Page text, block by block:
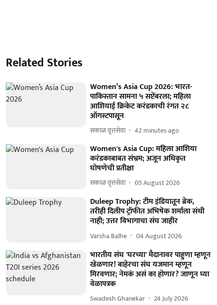
Related Stories
Women’s Asia Cup 2026: भारत-
पाकिस्तान सामना ५ सप्टेंबरला; महिला
आशियाई क्रिकेट करंडकाची रंगत २८
ऑगस्टपासून
सकाळ वृत्तसेवा 42 minutes ago
Women's Asia Cup: महिला आशिया
करंडकाबाबत संभ्रम; अजून अधिकृत
घोषणेची प्रतीक्षा
सकाळ वृत्तसेवा 05 August 2026
Duleep Trophy: टीम इंडियातून ब्रेक,
तरीही दिलीप ट्रॉफीत अभिषेक शर्माला संधी
नाही; उत्तर विभागाचा संघ जाहीर
Varsha Balhe 04 August 2026
भारतीय संघ 'घरच्या' मैदानावर पाहुणा म्हणून
खेळणार! बाहेरचा संघ यजमान म्हणून
मिरवणार; नेमकं असं का होणार? जाणून घ्या
वेळापत्रक
Swadesh Ghanekar 24 July 2026